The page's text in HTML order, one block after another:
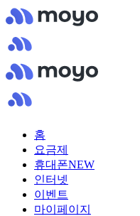
홈
요금제
휴대폰NEW
인터넷
이벤트
마이페이지